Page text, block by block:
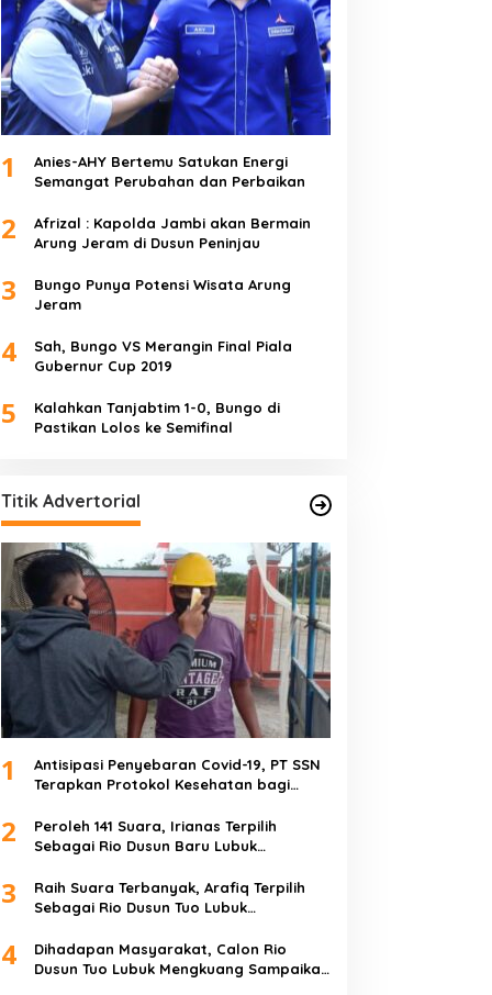
1
Anies-AHY Bertemu Satukan Energi
Semangat Perubahan dan Perbaikan
2
Afrizal : Kapolda Jambi akan Bermain
Arung Jeram di Dusun Peninjau
3
Bungo Punya Potensi Wisata Arung
Jeram
4
Sah, Bungo VS Merangin Final Piala
Gubernur Cup 2019
5
Kalahkan Tanjabtim 1-0, Bungo di
Pastikan Lolos ke Semifinal
Titik Advertorial
1
Antisipasi Penyebaran Covid-19, PT SSN
Terapkan Protokol Kesehatan bagi
2
Peroleh 141 Suara, Irianas Terpilih
Sebagai Rio Dusun Baru Lubuk
3
Raih Suara Terbanyak, Arafiq Terpilih
Sebagai Rio Dusun Tuo Lubuk
4
Dihadapan Masyarakat, Calon Rio
Dusun Tuo Lubuk Mengkuang Sampaikan